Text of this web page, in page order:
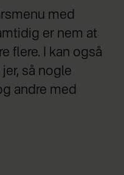
med
er nem at
flere. I kan også
så nogle
andre med